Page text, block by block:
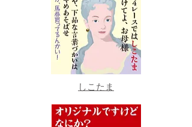
しこたま